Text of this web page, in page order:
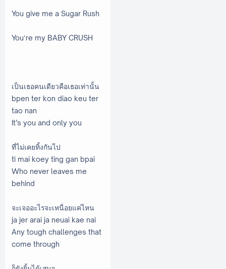
You give me a Sugar Rush
You‘re my BABY CRUSH
เป็นเธอคนเดียวคือเธอเท่านั้น
bpen ter kon diao keu ter
tao nan
It’s you and only you
ที่ไม่เคยทิ้งกันไป
ti mai koey ting gan bpai
Who never leaves me
behind
จะเจออะไรจะเหนื่อยแค่ไหน
ja jer arai ja neuai kae nai
Any tough challenges that
come through